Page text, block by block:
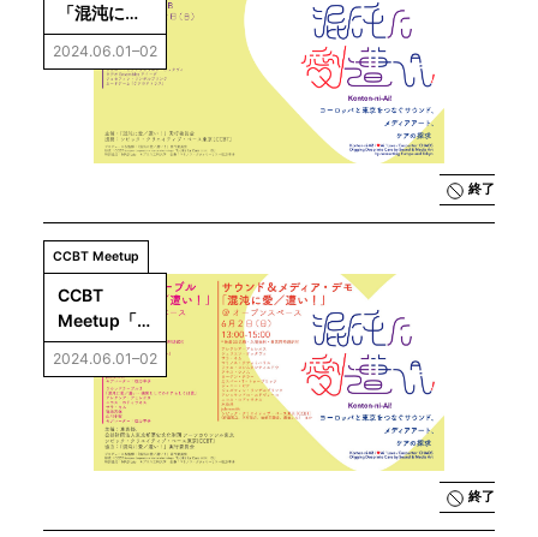
「混沌に愛
／遭い！」
実行委員
会】12時間
愛／遭
い！」
2024.06.01–02
終了
CCBT Meetup
CCBT
Meetup「ラ
ウンドテー
ブル／サウ
ンド＆メ
ディア・デ
モ『混沌に
愛／遭
2024.06.01–02
終了